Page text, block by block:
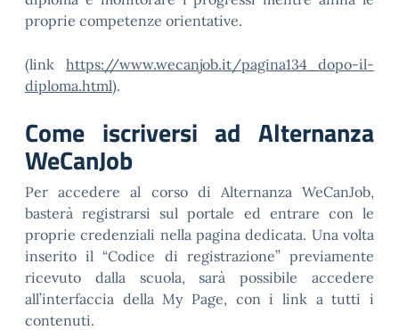
proprie competenze orientative.
(link
https://www.wecanjob.it/pagina134_dopo-il-
diploma.html).
Come iscriversi ad Alternanza
WeCanJob
Per accedere al corso di Alternanza WeCanJob,
basterà registrarsi sul portale ed entrare con le
proprie credenziali nella pagina dedicata. Una volta
inserito il “Codice di registrazione” previamente
ricevuto dalla scuola, sarà possibile accedere
all’interfaccia della My Page, con i link a tutti i
contenuti.